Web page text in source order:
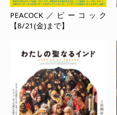
PEACOCK／ピーコック
【8/21(金)まで】